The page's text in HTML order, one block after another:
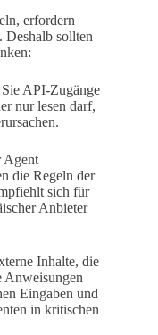
erfordern
Deshalb sollten
API-Zugänge
nur lesen darf,
Agent
die Regeln der
sich für
Anbieter
Inhalte, die
Anweisungen
Eingaben und
in kritischen